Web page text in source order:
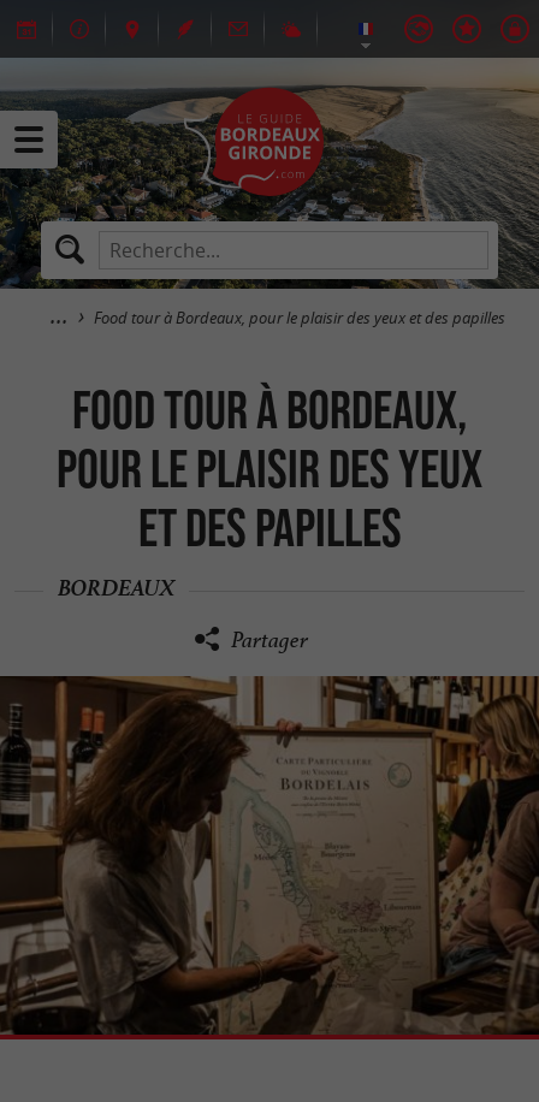
Food tour à Bordeaux, pour le plaisir des yeux et des papilles
Food tour à Bordeaux,
pour le plaisir des yeux
et des papilles
BORDEAUX
Partager